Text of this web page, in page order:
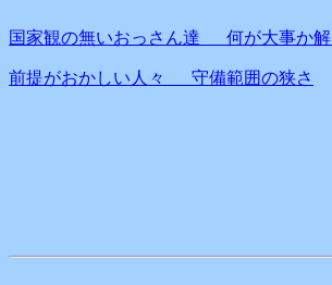
国家観の無いおっさん達 何が大事か解
前提がおかしい人々 守備範囲の狭さ